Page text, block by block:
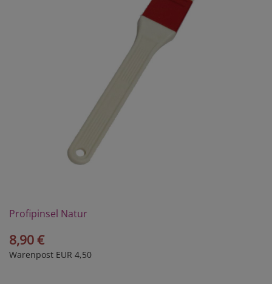
Profipinsel Natur
8,90 €
Warenpost EUR 4,50